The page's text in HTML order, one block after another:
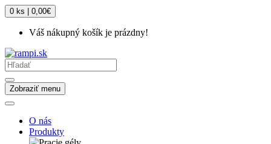
0 ks | 0,00€
Váš nákupný košík je prázdny!
Zobraziť menu
O nás
Produkty